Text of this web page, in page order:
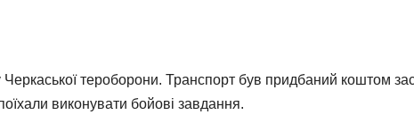
тероборони. Транспорт був придбаний коштом
виконувати бойові завдання.